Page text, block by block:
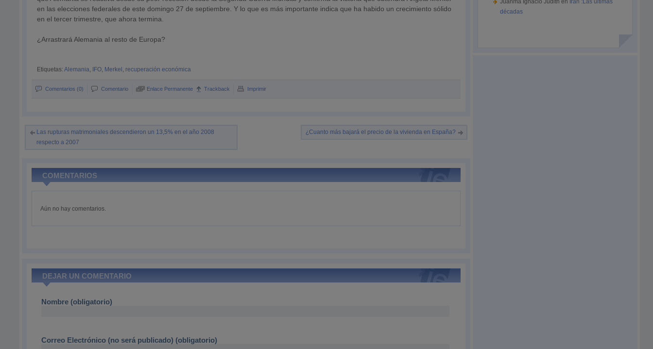
en las elecciones federales de este domingo 27 de septiembre. Y lo que es más importante indica que ha habido un crecimiento sólido
en el tercer trimestre, que ahora termina.
¿Arrastrará Alemania al resto de Europa?
Etiquetas:Alemania, IFO, Merkel , recuperación económica
Comentarios (0) Comentario Enlace Permanente Trackback Imprimir
Las rupturas matrimoniales descendieron un 13,5% en el año 2008
respecto a 2007
¿Cuanto más bajará el precio de la vivienda en España?
COMENTARIOS
Aún no hay comentarios.
DEJAR UN COMENTARIO
Nombre (obligatorio)
Correo Electrónico (no será publicado) (obligatorio)
Juanma Ignacio Judith en Irán :Las últimas
décadas